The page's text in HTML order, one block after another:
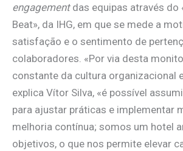
engagementdas equipas através do
Beat», da IHG, em que se mede a
satisfação e o sentimento de
colaboradores. «Por via desta
constante da cultura organizacional
explica Vítor Silva, «é possível
para ajustar práticas e implementar
melhoria contínua; somos um hotel
objetivos, o que nos permite elevar